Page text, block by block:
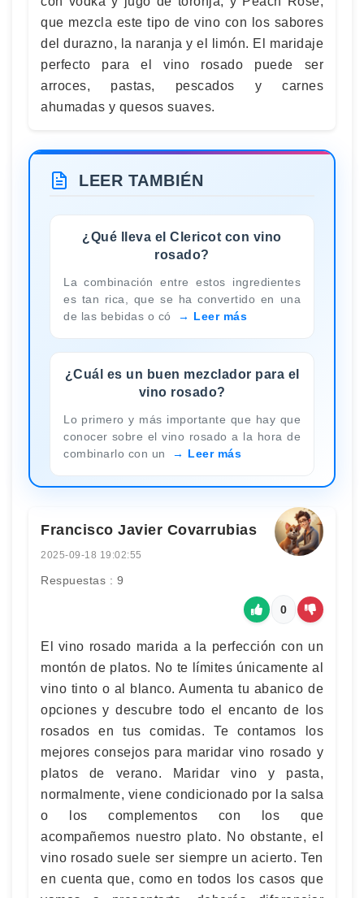
que mezcla este tipo de vino con los sabores
del durazno, la naranja y el limón. El maridaje
perfecto para el vino rosado puede ser
arroces, pastas, pescados y carnes
ahumadas y quesos suaves.
LEER TAMBIÉN
¿Qué lleva el Clericot con vino
rosado?
La combinación entre estos ingredientes
es tan rica, que se ha convertido en una
de las bebidas o có
Leer más
¿Cuál es un buen mezclador para el
vino rosado?
Lo primero y más importante que hay que
conocer sobre el vino rosado a la hora de
combinarlo con un
Leer más
Francisco Javier Covarrubias
2025-09-18 19:02:55
Respuestas : 9
0
El vino rosado marida a la perfección con un
montón de platos. No te límites únicamente al
vino tinto o al blanco. Aumenta tu abanico de
opciones y descubre todo el encanto de los
rosados en tus comidas. Te contamos los
mejores consejos para maridar vino rosado y
platos de verano. Maridar vino y pasta,
normalmente, viene condicionado por la salsa
o los complementos con los que
acompañemos nuestro plato. No obstante, el
vino rosado suele ser siempre un acierto. Ten
en cuenta que, como en todos los casos que